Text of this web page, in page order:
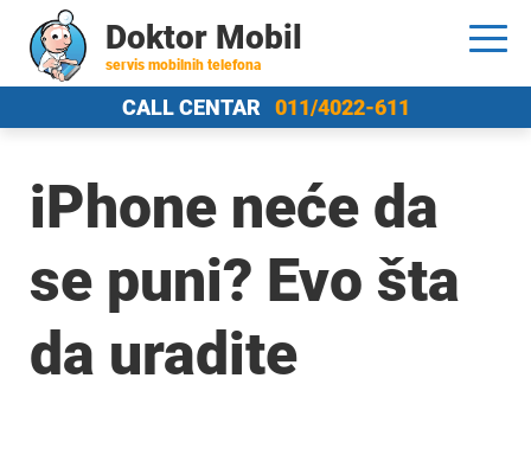
Doktor Mobil
servis mobilnih telefona
CALL CENTAR 011/4022-611
iPhone neće da
se puni? Evo šta
da uradite